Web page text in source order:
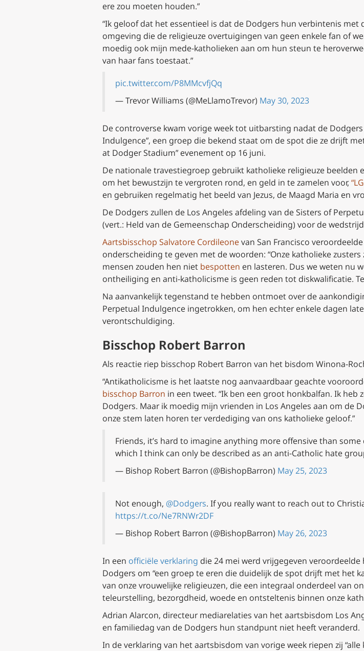
ere zou moeten houden.”
“Ik geloof dat het essentieel is dat de Dodgers hun verbintenis
omgeving die de religieuze overtuigingen van geen enkele fan of
moedig ook mijn mede-katholieken aan om hun steun te
van haar fans toestaat.”
pic.twitter.com/P8MMcvfjQq
— Trevor Williams (@MeLlamoTrevor) May 30, 2023
De controverse kwam vorige week tot uitbarsting nadat de
Indulgence”, een groep die bekend staat om de spot die ze drijft
at Dodger Stadium” evenement op 16 juni.
De nationale travestiegroep gebruikt katholieke religieuze beelden
om het bewustzijn te vergroten rond, en geld in te zamelen voor,
en gebruiken regelmatig het beeld van Jezus, de Maagd Maria en
De Dodgers zullen de Los Angeles afdeling van de Sisters of
(vert.: Held van de Gemeenschap Onderscheiding) voor de
Aartsbisschop Salvatore Cordileone van San Francisco
onderscheiding te geven met de woorden: “Onze katholieke
mensen zouden hen niet bespotten en lasteren. Dus we weten nu
ontheiliging en anti-katholicisme is geen reden tot diskwalificatie.
Na aanvankelijk tegenstand te hebben ontmoet over de
Perpetual Indulgence ingetrokken, om hen echter enkele dagen
verontschuldiging.
Bisschop Robert Barron
Als reactie riep bisschop Robert Barron van het bisdom Winona-
“Antikatholicisme is het laatste nog aanvaardbaar geachte
bisschop Barron in een tweet. “Ik ben een groot honkbalfan. Ik
Dodgers. Maar ik moedig mijn vrienden in Los Angeles aan om de
onze stem laten horen ter verdediging van ons katholieke geloof.”
Friends, it’s hard to imagine anything more offensive than
which I think can only be described as an anti-Catholic hate
— Bishop Robert Barron (@BishopBarron) May 25, 2023
Not enough, @Dodgers. If you really want to reach out to
https://t.co/Ne7RNWr2DF
— Bishop Robert Barron (@BishopBarron) May 26, 2023
In een officiële verklaring die 24 mei werd vrijgegeven
Dodgers om “een groep te eren die duidelijk de spot drijft met het
van onze vrouwelijke religieuzen, die een integraal onderdeel van
teleurstelling, bezorgdheid, woede en ontsteltenis binnen onze
Adrian Alarcon, directeur mediarelaties van het aartsbisdom Los
en familiedag van de Dodgers hun standpunt niet heeft veranderd.
In de verklaring van het aartsbisdom van vorige week riepen zij